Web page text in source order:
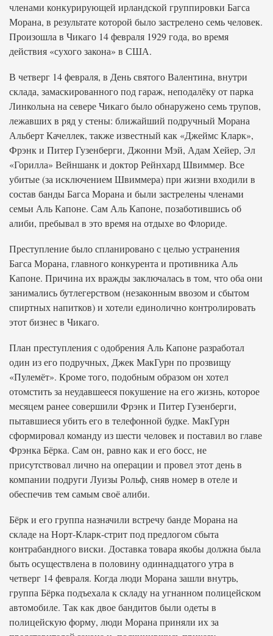
членами конкурирующей ирландской группировки Багса
Морана, в результате которой было застрелено семь человек.
Произошла в Чикаго 14 февраля 1929 года, во время
действия «сухого закона» в США.
В четверг 14 февраля, в День святого Валентина, внутри
склада, замаскированного под гараж, неподалёку от парка
Линкольна на севере Чикаго было обнаружено семь трупов,
лежавших в ряд у стены: ближайший подручный Морана
Альберт Качеллек, также известный как «Джеймс Кларк»,
Фрэнк и Питер Гузенберги, Джонни Мэй, Адам Хейер, Эл
«Горилла» Вейншанк и доктор Рейнхард Швиммер. Все
убитые (за исключением Швиммера) при жизни входили в
состав банды Багса Морана и были застрелены членами
семьи Аль Капоне. Сам Аль Капоне, позаботившись об
алиби, пребывал в это время на отдыхе во Флориде.
Преступление было спланировано с целью устранения
Багса Морана, главного конкурента и противника Аль
Капоне. Причина их вражды заключалась в том, что оба они
занимались бутлегерством (незаконным ввозом и сбытом
спиртных напитков) и хотели единолично контролировать
этот бизнес в Чикаго.
План преступления с одобрения Аль Капоне разработал
один из его подручных, Джек МакГурн по прозвищу
«Пулемёт». Кроме того, подобным образом он хотел
отомстить за неудавшееся покушение на его жизнь, которое
месяцем ранее совершили Фрэнк и Питер Гузенберги,
пытавшиеся убить его в телефонной будке. МакГурн
сформировал команду из шести человек и поставил во главе
Фрэнка Бёрка. Сам он, равно как и его босс, не
присутствовал лично на операции и провел этот день в
компании подруги Луизы Рольф, сняв номер в отеле и
обеспечив тем самым своё алиби.
Бёрк и его группа назначили встречу банде Морана на
складе на Норт-Кларк-стрит под предлогом сбыта
контрабандного виски. Доставка товара якобы должна была
быть осуществлена в половину одиннадцатого утра в
четверг 14 февраля. Когда люди Морана зашли внутрь,
группа Бёрка подъехала к складу на угнанном полицейском
автомобиле. Так как двое бандитов были одеты в
полицейскую форму, люди Морана приняли их за